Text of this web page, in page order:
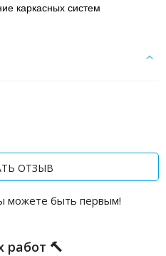
каркасных систем
ОТЗЫВ
можете быть первым!
работ 🔨